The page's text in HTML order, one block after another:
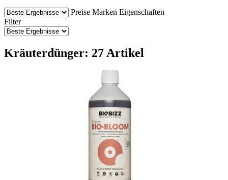
Preise Marken Eigenschaften
Filter
Kräuterdünger: 27 Artikel